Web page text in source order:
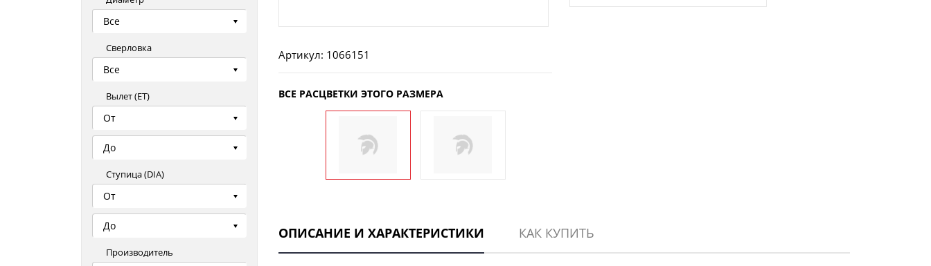
Все
Сверловка
Все
Вылет (ЕТ)
От
До
Ступица (DIA)
От
До
Производитель
Артикул: 1066151
ВСЕ РАСЦВЕТКИ ЭТОГО РАЗМЕРА
ОПИСАНИЕ И ХАРАКТЕРИСТИКИ КАК КУПИТЬ